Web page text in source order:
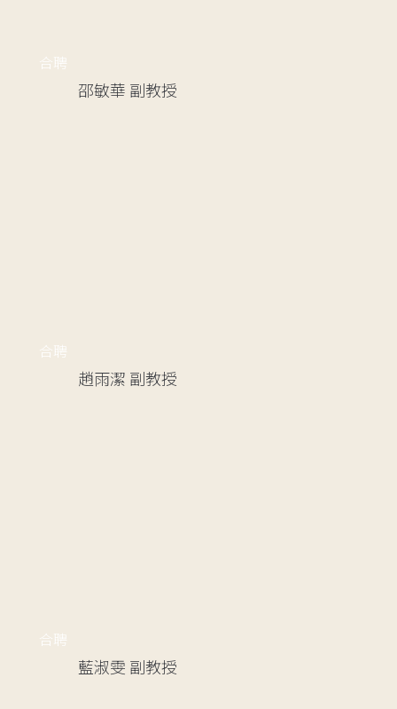
合聘
邵敏華 副教授
合聘
趙雨潔 副教授
合聘
藍淑雯 副教授